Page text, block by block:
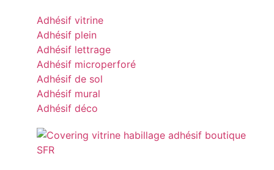
Adhésif vitrine
Adhésif plein
Adhésif lettrage
Adhésif microperforé
Adhésif de sol
Adhésif mural
Adhésif déco